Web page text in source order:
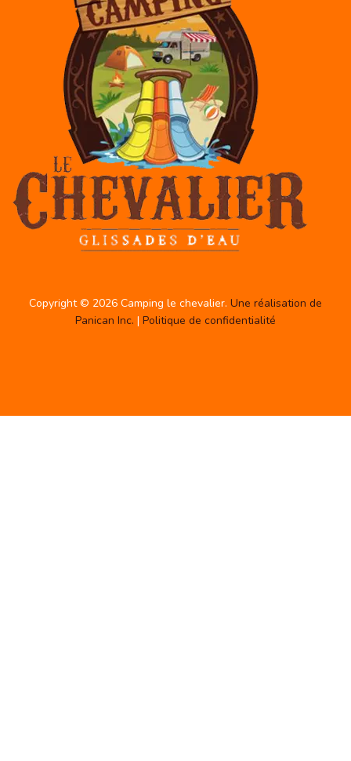
Copyright © 2026 Camping le chevalier. Une réalisation de
Panican Inc. | Politique de confidentialité